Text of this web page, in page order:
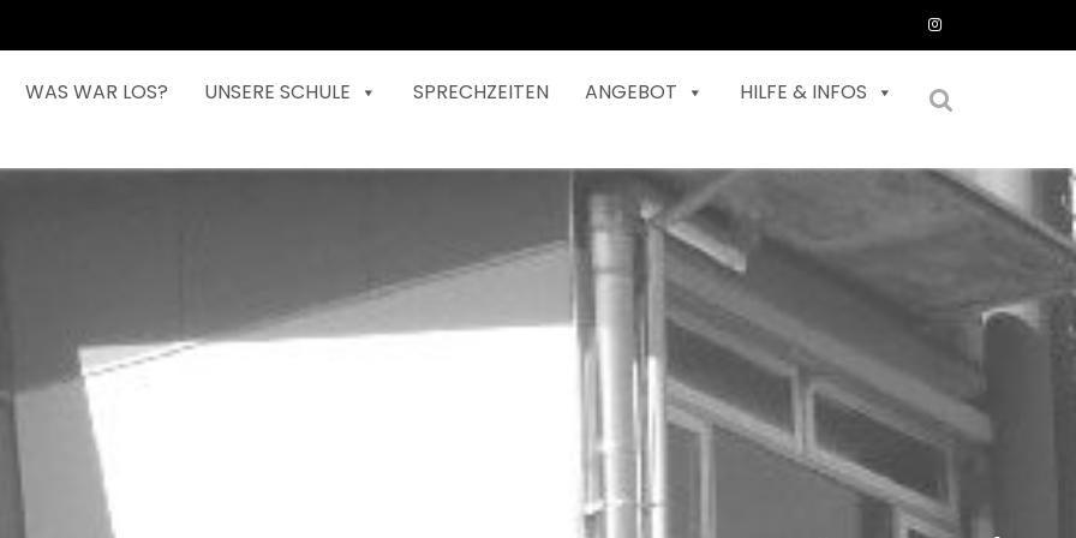
WAS WAR LOS? UNSERE SCHULE SPRECHZEITEN ANGEBOT HILFE & INFOS